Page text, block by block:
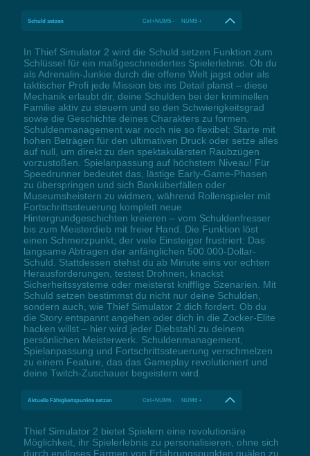
Schuld setzen Ctrl+NUM5 - NUM5 +
In Thief Simulator 2 wird die Schuld setzen Funktion zum
Schlüssel für ein maßgeschneidertes Spielerlebnis. Ob du
als Adrenalin-Junkie durch die offene Welt jagst oder als
taktischer Profi jede Mission bis ins Detail planst – diese
Mechanik erlaubt dir, deine Schulden bei der kriminellen
Familie aktiv zu steuern und so den Schwierigkeitsgrad
sowie die Geschichte deines Charakters zu formen.
Schuldenmanagement war noch nie so flexibel: Starte mit
hohen Beträgen für den ultimativen Druck oder setze alles
auf null, um direkt zu den spektakulärsten Raubzügen
vorzustoßen. Spielanpassung auf höchstem Niveau! Für
Speedrunner bedeutet das, lästige Early-Game-Phasen
zu überspringen und sich Banküberfällen oder
Museumsheistern zu widmen, während Rollenspieler mit
Fortschrittssteuerung komplett neue
Hintergrundgeschichten kreieren – vom Schuldenfresser
bis zum Meisterdieb mit freier Hand. Die Funktion löst
einen Schmerzpunkt, der viele Einsteiger frustriert: Das
langsame Abtragen der anfänglichen 500.000-Dollar-
Schuld. Stattdessen stehst du ab Minute eins vor echten
Herausforderungen, testest Drohnen, knackst
Sicherheitssysteme oder meisterst knifflige Szenarien. Mit
Schuld setzen bestimmst du nicht nur deine Schulden,
sondern auch, wie Thief Simulator 2 dich fordert. Ob du
die Story entspannt angehen oder dich in die Zocker-Elite
hacken willst – hier wird jeder Diebstahl zu deinem
persönlichen Meisterwerk. Schuldenmanagement,
Spielanpassung und Fortschrittssteuerung verschmelzen
zu einem Feature, das das Gameplay revolutioniert und
deine Twitch-Zuschauer begeistern wird.
Aktuelle Fähigkeitspunkte setzen Ctrl+NUM6 - NUM6 +
Thief Simulator 2 bietet Spielern eine revolutionäre
Möglichkeit, ihr Spielerlebnis zu personalisieren, ohne sich
durch endloses Farmen von Erfahrungspunkten quälen zu